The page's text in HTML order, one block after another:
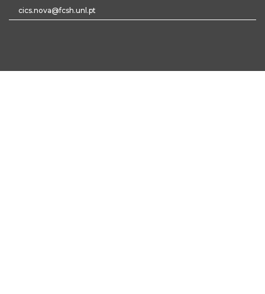
cics.nova@fcsh.unl.pt